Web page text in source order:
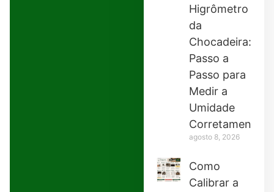
Higrômetro
da
Chocadeira:
Passo a
Passo para
Medir a
Umidade
Corretamente
agosto 8, 2026
Como
Calibrar a